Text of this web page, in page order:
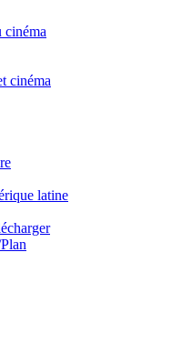
cinéma
cinéma
latine